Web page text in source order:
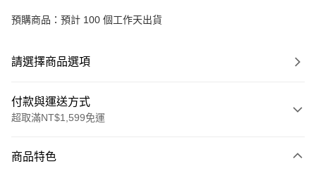
預購商品：預計 100 個工作天出貨
請選擇商品選項
付款與運送方式
超取滿NT$1,599免運
信用卡一次付款
商品特色